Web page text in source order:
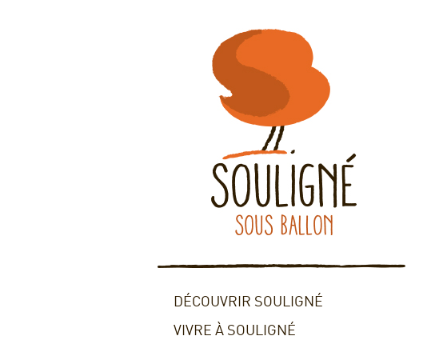
DÉCOUVRIR SOULIGNÉ
VIVRE À SOULIGNÉ